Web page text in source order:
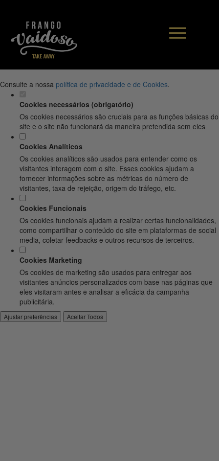
COOKIES PARA ESTE WEBSITE.
Este website utiliza cookies estritamente necessários, analíticos e
funcionais, para lhe oferecer uma boa experiência de navegação e
Consulte a nossa política de privacidade e de Cookies.
Cookies necessários (obrigatório)
Os cookies necessários são cruciais para as funções básicas do
site e o site não funcionará da maneira pretendida sem eles
Cookies Analíticos
Os cookies analíticos são usados para entender como os
visitantes interagem com o site. Esses cookies ajudam a
fornecer informações sobre as métricas do número de
visitantes, taxa de rejeição, origem do tráfego, etc.
Cookies Funcionais
Os cookies funcionais ajudam a realizar certas funcionalidades,
como compartilhar o conteúdo do site em plataformas de social
media, coletar feedbacks e outros recursos de terceiros.
Cookies Marketing
Os cookies de marketing são usados para entregar aos
visitantes anúncios personalizados com base nas páginas que
eles visitaram antes e analisar a eficácia da campanha
publicitária.
Ajustar preferências Aceitar Todos